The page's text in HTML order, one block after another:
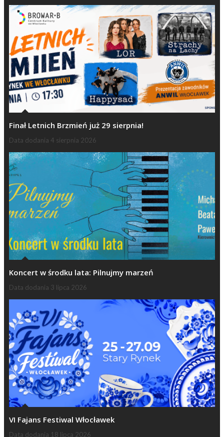
Finał Letnich Brzmień już 29 sierpnia!
Data dodania 4 sierpnia 2026
Koncert w środku lata: Pilnujmy marzeń
Data dodania 3 lipca 2026
VI Fajans Festiwal Włocławek
Data dodania 18 lipca 2026